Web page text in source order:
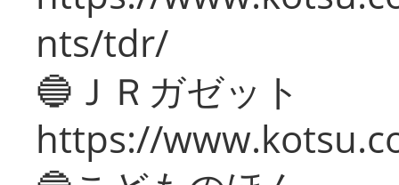
nts/tdr/
🔵ＪＲガゼット
https://